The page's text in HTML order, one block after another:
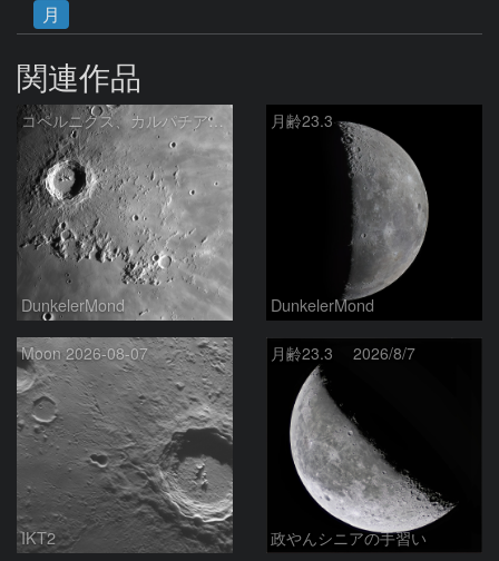
月
関連作品
コペルニクス、カルパチア山脈付近
DunkelerMond
月齢23.3
DunkelerMond
Moon 2026-08-07
IKT2
月齢23.3 2026/8/7
政やんシニアの手習い